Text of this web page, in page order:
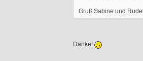
Gruß Sabine und
Danke!